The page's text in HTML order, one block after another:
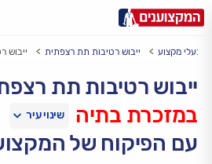
עירעיר: תל אביב, חיפה…
בעלי מקצוע ייבוש רטיבות תת רצפתית ייבוש
ייבוש רטיבות תת
במזכרת בתיה
עם הפיקוח של